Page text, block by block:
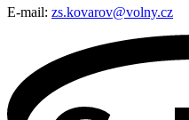
E-mail: zs.kovarov@volny.cz